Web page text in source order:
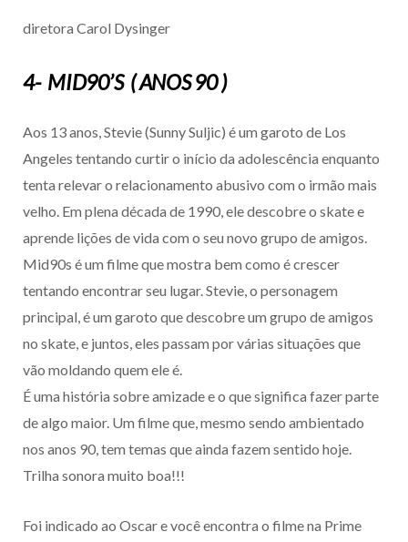
diretora Carol Dysinger
4- MID90’S ( ANOS 90 )
Aos 13 anos, Stevie (Sunny Suljic) é um garoto de Los
Angeles tentando curtir o início da adolescência enquanto
tenta relevar o relacionamento abusivo com o irmão mais
velho. Em plena década de 1990, ele descobre o skate e
aprende lições de vida com o seu novo grupo de amigos.
Mid90s é um filme que mostra bem como é crescer
tentando encontrar seu lugar. Stevie, o personagem
principal, é um garoto que descobre um grupo de amigos
no skate, e juntos, eles passam por várias situações que
vão moldando quem ele é.
É uma história sobre amizade e o que significa fazer parte
de algo maior. Um filme que, mesmo sendo ambientado
nos anos 90, tem temas que ainda fazem sentido hoje.
Trilha sonora muito boa!!!
Foi indicado ao Oscar e você encontra o filme na Prime